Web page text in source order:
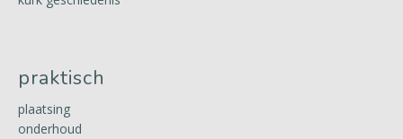
praktisch
plaatsing
onderhoud